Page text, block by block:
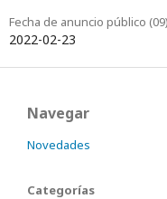
Fecha de anuncio público (09)
2022-02-23
Navegar
Novedades
Categorías